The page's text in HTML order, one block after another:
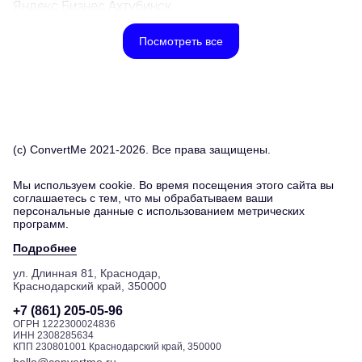
Яндекс Бизнес Ахтубинск
Яндекс Бизнес Ачинск
Яндекс Бизнес Аша
Яндекс Бизнес Балаково
Яндекс Бизнес Батайск
Яндекс Бизнес Белая Калитва
Яндекс Бизнес Белебей
Яндекс Бизнес Белово
Яндекс Бизнес Белогорск
Яндекс Бизнес Белоозерский
Яндекс Бизнес Белорецк
Яндекс Бизнес Белореченск
Яндекс Бизнес Белоярский
Яндекс Бизнес Бердск
Яндекс Бизнес Березники
Яндекс Бизнес Бийск
Посмотреть все
(c) ConvertMe 2021-2026. Все права защищены.
Мы используем cookie. Во время посещения этого сайта вы
соглашаетесь с тем, что мы обрабатываем ваши
персональные данные с использованием метрических
программ.
Подробнее
ул. Длинная 81, Краснодар,
Краснодарский край, 350000
+7 (861) 205-05-96
ОГРН 1222300024836
ИНН 2308285634
КПП 230801001 Краснодарский край, 350000